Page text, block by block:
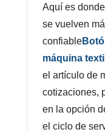
Aquí es
se vuelven
confiable
máquina textil
el artículo de
cotizaciones,
en la opción
el ciclo de